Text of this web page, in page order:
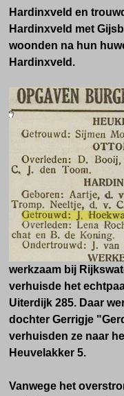
Hardinxveld en
Hardinxveld met
woonden na hun
Hardinxveld.
werkzaam bij
verhuisde het
Uiterdijk 285. Daar
dochter Gerrigje
verhuisden ze naar
Heuvelakker 5.
Vanwege het